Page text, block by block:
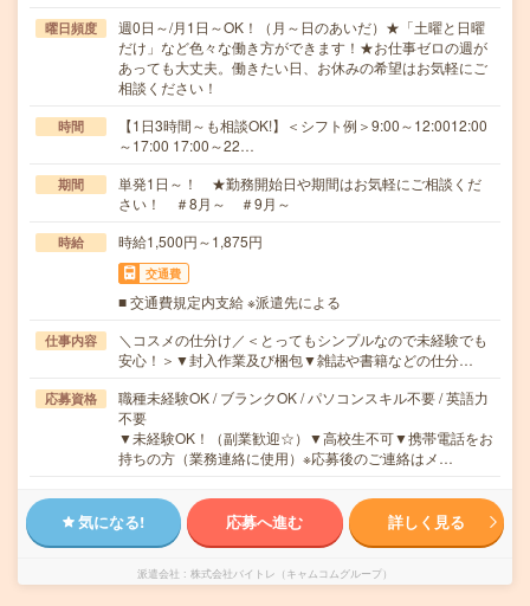
曜日頻度
週0日～/月1日～OK！（月～日のあいだ）★「土曜と日曜
だけ」など色々な働き方ができます！★お仕事ゼロの週が
あっても大丈夫。働きたい日、お休みの希望はお気軽にご
相談ください！
時間
【1日3時間～も相談OK!】＜シフト例＞9:00～12:0012:00
～17:00 17:00～22…
期間
単発1日～！ ★勤務開始日や期間はお気軽にご相談くだ
さい！ ＃8月～ ＃9月～
時給 時給1,500円～1,875円
交通費
■ 交通費規定内支給 ※派遣先による
仕事内容
＼コスメの仕分け／＜とってもシンプルなので未経験でも
安心！＞▼封入作業及び梱包▼雑誌や書籍などの仕分…
応募資格
職種未経験OK / ブランクOK / パソコンスキル不要 / 英語力
不要
▼未経験OK！（副業歓迎☆）▼高校生不可▼携帯電話をお
持ちの方（業務連絡に使用）※応募後のご連絡はメ…
気になる! 応募へ進む 詳しく見る
派遣会社 株式会社バイトレ（キャムコムグループ）